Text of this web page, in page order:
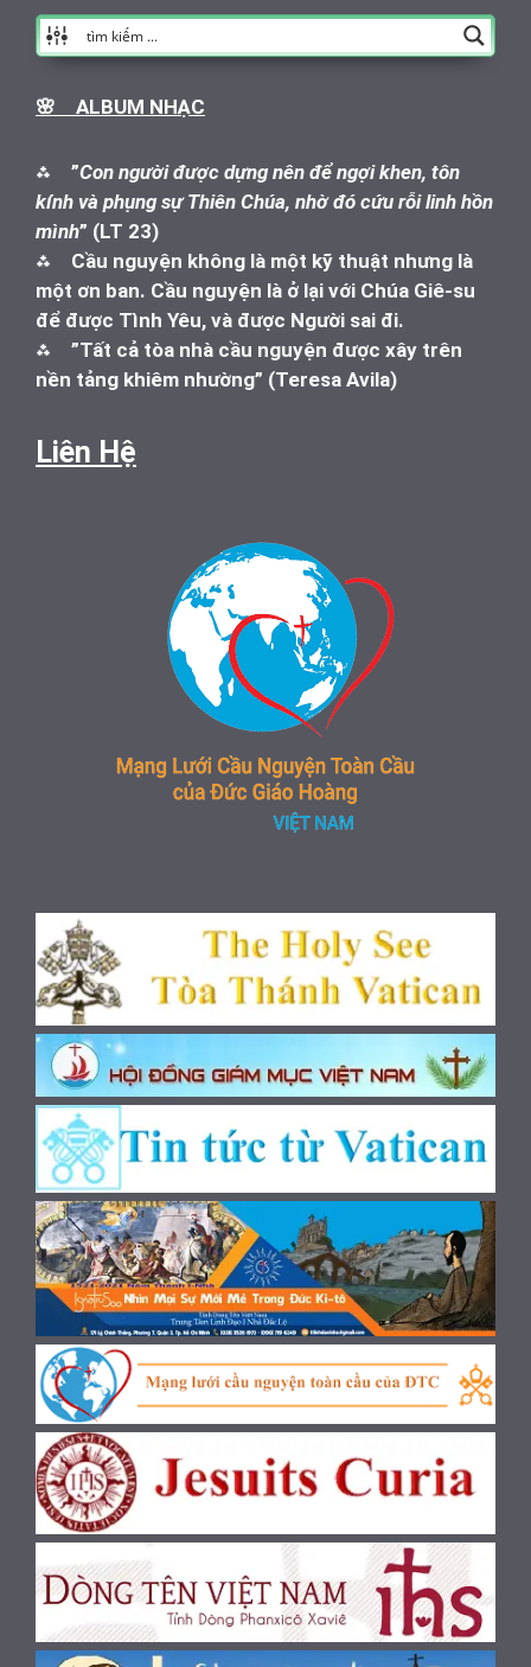
🌸 ALBUM NHẠC
⁂ ”Con người được dựng nên để ngợi khen, tôn
kính và phụng sự Thiên Chúa, nhờ đó cứu rỗi linh hồn
mình” (LT 23)
⁂ Cầu nguyện không là một kỹ thuật nhưng là
một ơn ban. Cầu nguyện là ở lại với Chúa Giê-su
để được Tình Yêu, và được Người sai đi.
⁂ ”Tất cả tòa nhà cầu nguyện được xây trên
nền tảng khiêm nhường” (Teresa Avila)
Liên Hệ